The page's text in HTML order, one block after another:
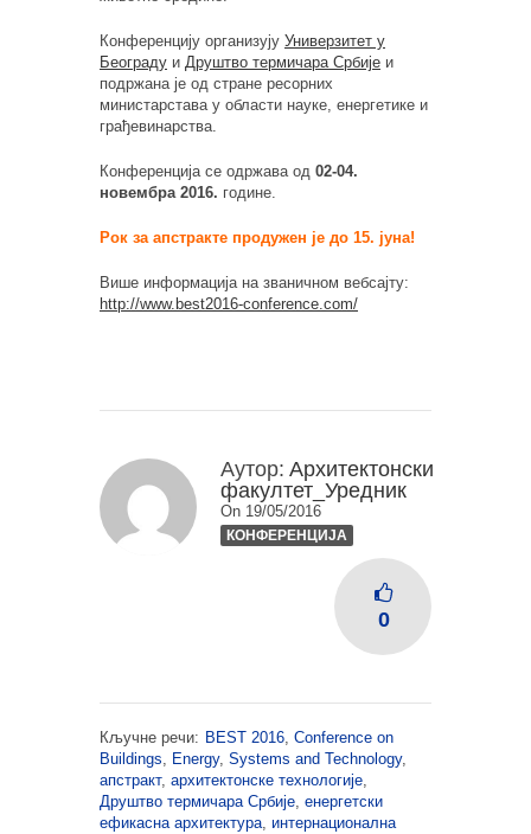
Конференцију организују Универзитет у
Београду и Друштво термичара Србије и
подржана је од стране ресорних
министарстава у области науке, енергетике и
грађевинарства.
Конференција се одржава од 02-04.
новембра 2016. године.
Рок за апстракте продужен је до 15. јуна!
Више информација на званичном вебсајту:
http://www.best2016-conference.com/
Аутор: Архитектонски
факултет_Уредник
On 19/05/2016
КОНФЕРЕНЦИЈА
0
Кључне речи: BEST 2016, Conference on
Buildings, Energy, Systems and Technology,
апстракт, архитектонске технологије,
Друштво термичара Србије, енергетски
ефикасна архитектура, интернационална